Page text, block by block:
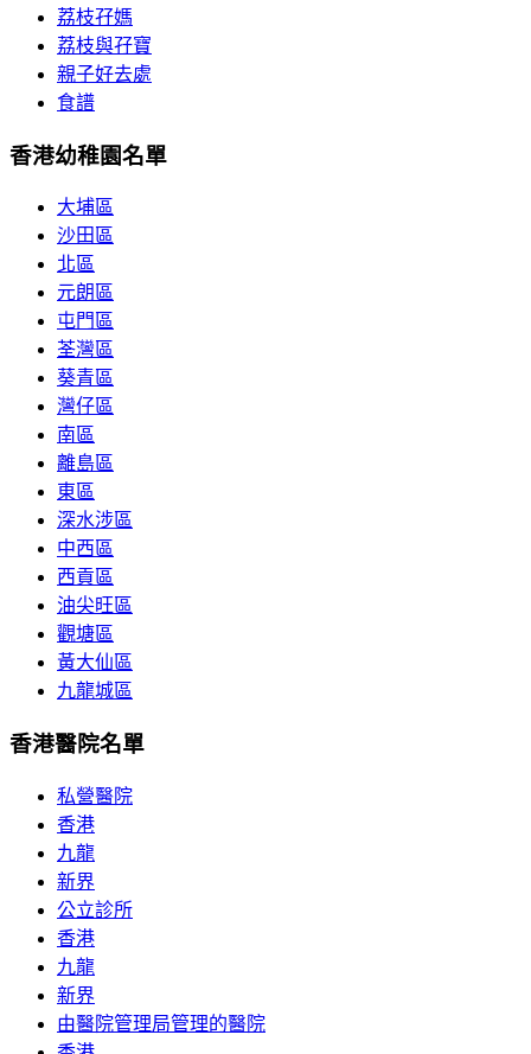
荔枝孖媽
荔枝與孖寶
親子好去處
食譜
香港幼稚園名單
大埔區
沙田區
北區
元朗區
屯門區
荃灣區
葵青區
灣仔區
南區
離島區
東區
深水涉區
中西區
西貢區
油尖旺區
觀塘區
黃大仙區
九龍城區
香港醫院名單
私營醫院
香港
九龍
新界
公立診所
香港
九龍
新界
由醫院管理局管理的醫院